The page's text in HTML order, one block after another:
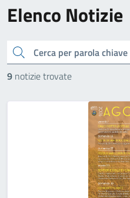
Elenco Notizie
cerca
9 notizie trovate